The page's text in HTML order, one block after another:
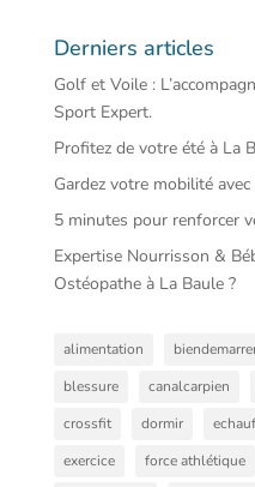
Derniers articles
Golf et Voile :
Sport Expert.
Profitez de votre été à La
Gardez votre mobilité
5 minutes pour renforcer
Expertise Nourrisson &
Ostéopathe à La Baule ?
alimentation
blessure
canalcarpien
crossfit
dormir
exercice
force athlétique